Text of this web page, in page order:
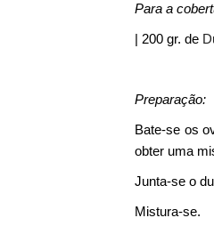
Para a
| 200 gr. de
Preparação:
Bate-se os
obter uma
Junta-se o
Mistura-se.